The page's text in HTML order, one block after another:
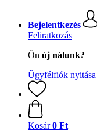
Bejelentkezés
Feliratkozás
Ön új nálunk?
Ügyfélfiók nyitása
Kosár 0 Ft